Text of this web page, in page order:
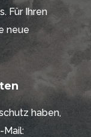
Für Ihren
neue
haben,
Mail: